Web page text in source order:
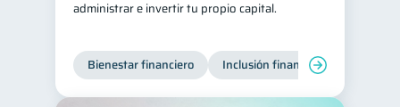
administrar e invertir tu propio capital.
Bienestar financiero Inclusión financiera